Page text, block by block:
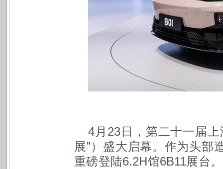
4 月23日，第二十一届
展”）盛大启幕。作为头部
重磅登陆6.2H馆6B11展台